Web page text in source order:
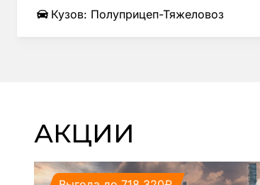
Кузов: Полуприцеп-Тяжеловоз
АКЦИИ